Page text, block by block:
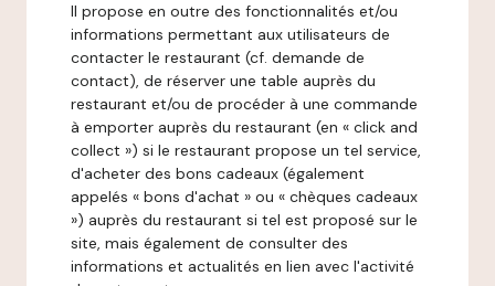
Il propose en outre des fonctionnalités et/ou
informations permettant aux utilisateurs de
contacter le restaurant (cf. demande de
contact), de réserver une table auprès du
restaurant et/ou de procéder à une commande
à emporter auprès du restaurant (en « click and
collect ») si le restaurant propose un tel service,
d'acheter des bons cadeaux (également
appelés « bons d'achat » ou « chèques cadeaux
») auprès du restaurant si tel est proposé sur le
site, mais également de consulter des
informations et actualités en lien avec l'activité